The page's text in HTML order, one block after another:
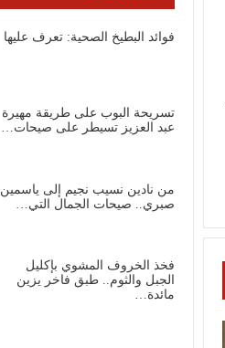
فوائد البطيخ الصحية: تعرف عليها
تسريحة البوب على طريقة مهيرة
عبد العزيز تسيطر على صيحات…
من نادين نسيب نجيم إلى ياسمين
صبري.. صيحات الجمال التي…
فخذ الخروف المشوي بإكليل
الجبل والثوم.. طبق فاخر يزين
مائدة…